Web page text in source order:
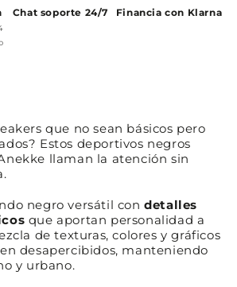
Chat soporte 24/7 Financia con Klarna
que no sean básicos pero
Estos deportivos negros
llaman la atención sin
negro versátil condetalles
que aportan personalidad a
de texturas, colores y gráficos
desapercibidos, manteniendo
y urbano.